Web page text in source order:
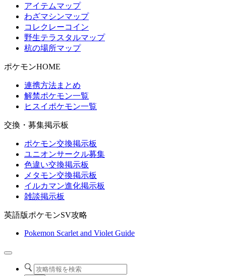
アイテムマップ
わざマシンマップ
コレクレーコイン
野生テラスタルマップ
杭の場所マップ
ポケモンHOME
連携方法まとめ
解禁ポケモン一覧
ヒスイポケモン一覧
交換・募集掲示板
ポケモン交換掲示板
ユニオンサークル募集
色違い交換掲示板
メタモン交換掲示板
イルカマン進化掲示板
雑談掲示板
英語版ポケモンSV攻略
Pokemon Scarlet and Violet Guide